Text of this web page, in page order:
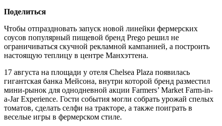
Поделиться
Чтобы отпраздновать запуск новой линейки фермерских
соусов популярный пищевой бренд Prego решил не
ограничиваться скучной рекламной кампанией, а построить
настоящую теплицу в центре Манхэттена.
17 августа на площади у отеля Chelsea Plaza появилась
гигантская банка Мейсона, внутри которой бренд разместил
мини-рынок для однодневной акции Farmers’ Market Farm-in-
a-Jar Experience. Гости события могли собрать урожай спелых
томатов, сделать селфи на тракторе, а также поиграть в
веселые игры в фермерском стиле.